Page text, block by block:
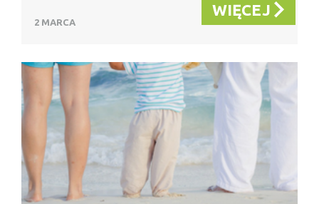
2 MARCA
WIĘCEJ